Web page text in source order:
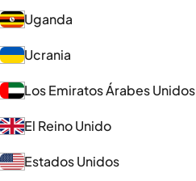
Uganda
Ucrania
Los Emiratos Árabes Unidos
El Reino Unido
Estados Unidos